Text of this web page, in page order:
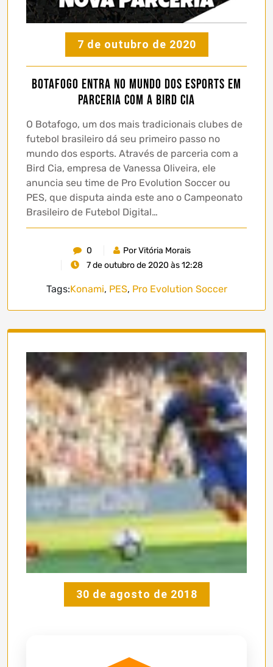
7 de outubro de 2020
Botafogo entra no mundo dos Esports em
parceria com a Bird Cia
O Botafogo, um dos mais tradicionais clubes de
futebol brasileiro dá seu primeiro passo no
mundo dos esports. Através de parceria com a
Bird Cia, empresa de Vanessa Oliveira, ele
anuncia seu time de Pro Evolution Soccer ou
PES, que disputa ainda este ano o Campeonato
Brasileiro de Futebol Digital…
0
Por Vitória Morais
7 de outubro de 2020 às 12:28
Tags:Konami, PES, Pro Evolution Soccer
30 de agosto de 2018